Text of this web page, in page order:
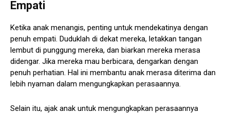
Empati
Ketika anak menangis, penting untuk mendekatinya dengan
penuh empati. Duduklah di dekat mereka, letakkan tangan
lembut di punggung mereka, dan biarkan mereka merasa
didengar. Jika mereka mau berbicara, dengarkan dengan
penuh perhatian. Hal ini membantu anak merasa diterima dan
lebih nyaman dalam mengungkapkan perasaannya.
Selain itu, ajak anak untuk mengungkapkan perasaannya